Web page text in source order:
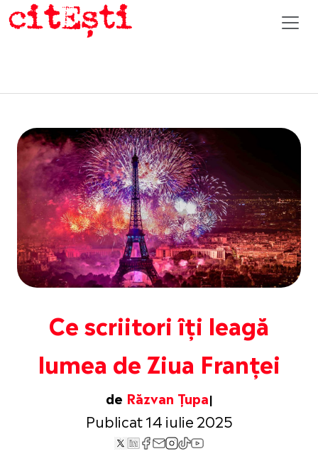
Ce scriitori îți leagă
lumea de Ziua Franței
de Răzvan Țupa
Publicat 14 iulie 2025